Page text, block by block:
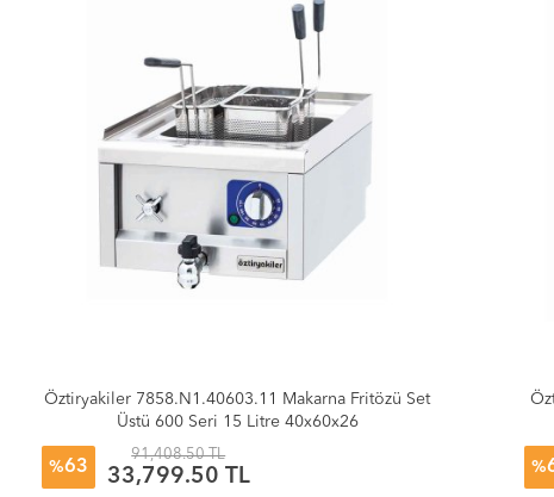
Öztiryakiler 7858.N1.40603.11 Makarna Fritözü Set
Üstü 600 Seri 15 Litre 40x60x26
%63
91,408.50 TL
33,799.50 TL %